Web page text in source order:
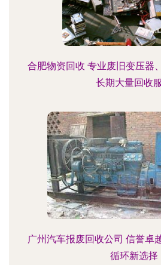
合肥物资回收 专业废旧变压器
长期大量回收
广州汽车报废回收公司 信誉卓
循环新选择